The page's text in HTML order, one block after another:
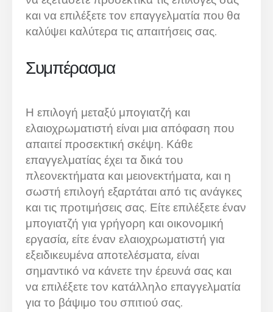
και να επιλέξετε τον επαγγελματία που θα
καλύψει καλύτερα τις απαιτήσεις σας.
Συμπέρασμα
Η επιλογή μεταξύ μπογιατζή και
ελαιοχρωματιστή είναι μια απόφαση που
απαιτεί προσεκτική σκέψη. Κάθε
επαγγελματίας έχει τα δικά του
πλεονεκτήματα και μειονεκτήματα, και η
σωστή επιλογή εξαρτάται από τις ανάγκες
και τις προτιμήσεις σας. Είτε επιλέξετε έναν
μπογιατζή για γρήγορη και οικονομική
εργασία, είτε έναν ελαιοχρωματιστή για
εξειδικευμένα αποτελέσματα, είναι
σημαντικό να κάνετε την έρευνά σας και
να επιλέξετε τον κατάλληλο επαγγελματία
για το βάψιμο του σπιτιού σας.